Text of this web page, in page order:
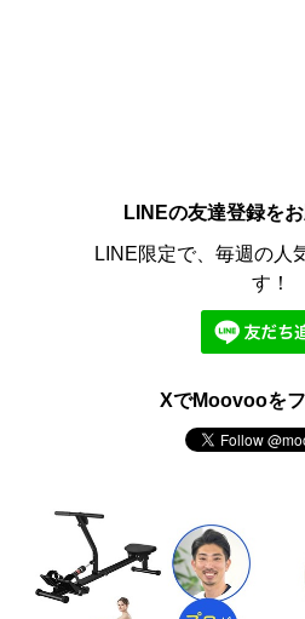
LINEの友達登録を
LINE限定で、毎週の人
す！
XでMoovooをフ